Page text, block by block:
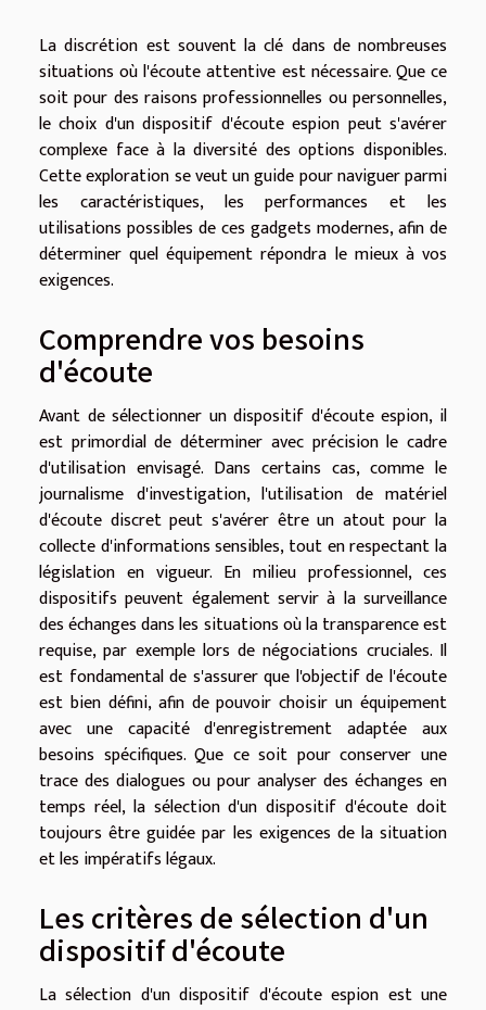
La discrétion est souvent la clé dans de nombreuses
situations où l'écoute attentive est nécessaire. Que ce
soit pour des raisons professionnelles ou personnelles,
le choix d'un dispositif d'écoute espion peut s'avérer
complexe face à la diversité des options disponibles.
Cette exploration se veut un guide pour naviguer parmi
les caractéristiques, les performances et les
utilisations possibles de ces gadgets modernes, afin de
déterminer quel équipement répondra le mieux à vos
exigences.
Comprendre vos besoins
d'écoute
Avant de sélectionner un dispositif d'écoute espion, il
est primordial de déterminer avec précision le cadre
d'utilisation envisagé. Dans certains cas, comme le
journalisme d'investigation, l'utilisation de matériel
d'écoute discret peut s'avérer être un atout pour la
collecte d'informations sensibles, tout en respectant la
législation en vigueur. En milieu professionnel, ces
dispositifs peuvent également servir à la surveillance
des échanges dans les situations où la transparence est
requise, par exemple lors de négociations cruciales. Il
est fondamental de s'assurer que l'objectif de l'écoute
est bien défini, afin de pouvoir choisir un équipement
avec une capacité d'enregistrement adaptée aux
besoins spécifiques. Que ce soit pour conserver une
trace des dialogues ou pour analyser des échanges en
temps réel, la sélection d'un dispositif d'écoute doit
toujours être guidée par les exigences de la situation
et les impératifs légaux.
Les critères de sélection d'un
dispositif d'écoute
La sélection d'un dispositif d'écoute espion est une